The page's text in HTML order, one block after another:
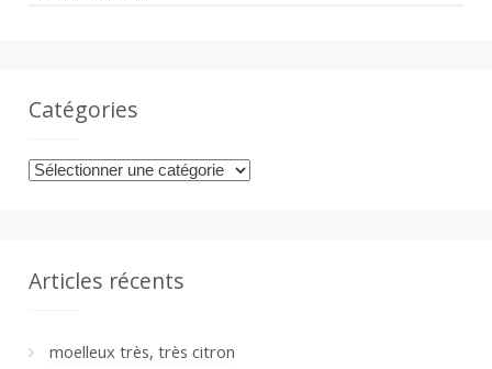
n
Catégories
Catégories
Articles récents
moelleux très, très citron